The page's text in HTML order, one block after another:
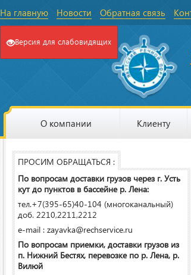
На главную Новости Обратная связь
Версия для слабовидящих
О компании Клиенту
ПРОСИМ ОБРАЩАТЬСЯ :
По вопросам доставки грузов через г. Усть
кут до пунктов в бассейне р. Лена:
тел.+7(395-65)40-104 (многоканальный)
доб. 2210,2211,2212
e-mail : zayavka@rechservice.ru
По вопросам приемки, доставки грузов из
п. Нижний Бестях, перевозке по р. Лена, р.
Вилюй